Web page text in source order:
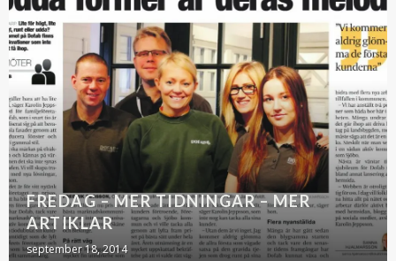
FREDAG – MER TIDNINGAR – MER
ARTIKLAR
september 18, 2014